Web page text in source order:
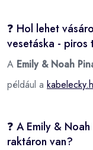
❓ Hol lehet
vesetáska - piros
A Emily & Noah
például a
❓ A Emily &
raktáron van?